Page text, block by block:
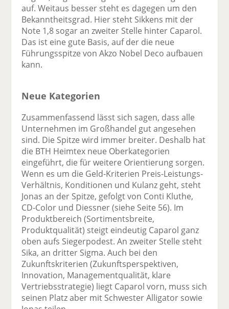
auf. Weitaus besser steht es dagegen um den
Bekanntheitsgrad. Hier steht Sikkens mit der
Note 1,8 sogar an zweiter Stelle hinter Caparol.
Das ist eine gute Basis, auf der die neue
Führungsspitze von Akzo Nobel Deco aufbauen
kann.
Neue Kategorien
Zusammenfassend lässt sich sagen, dass alle
Unternehmen im Großhandel gut angesehen
sind. Die Spitze wird immer breiter. Deshalb hat
die BTH Heimtex neue Oberkategorien
eingeführt, die für weitere Orientierung sorgen.
Wenn es um die Geld-Kriterien Preis-Leistungs-
Verhältnis, Konditionen und Kulanz geht, steht
Jonas an der Spitze, gefolgt von Conti Kluthe,
CD-Color und Diessner (siehe Seite 56). Im
Produktbereich (Sortimentsbreite,
Produktqualität) steigt eindeutig Caparol ganz
oben aufs Siegerpodest. An zweiter Stelle steht
Sika, an dritter Sigma. Auch bei den
Zukunftskriterien (Zukunftsperspektiven,
Innovation, Managementqualität, klare
Vertriebsstrategie) liegt Caparol vorn, muss sich
seinen Platz aber mit Schwester Alligator sowie